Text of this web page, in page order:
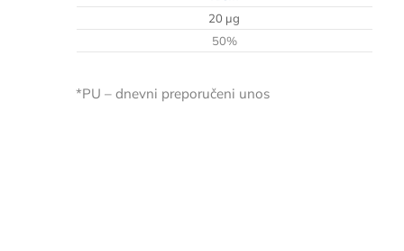
20 μg
50%
*PU – dnevni preporučeni unos